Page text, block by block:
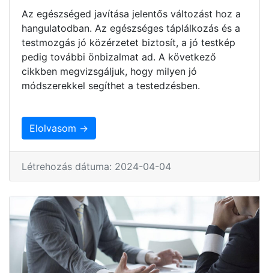
Az egészséged javítása jelentős változást hoz a
hangulatodban. Az egészséges táplálkozás és a
testmozgás jó közérzetet biztosít, a jó testkép
pedig további önbizalmat ad. A következő
cikkben megvizsgáljuk, hogy milyen jó
módszerekkel segíthet a testedzésben.
Elolvasom →
Létrehozás dátuma: 2024-04-04